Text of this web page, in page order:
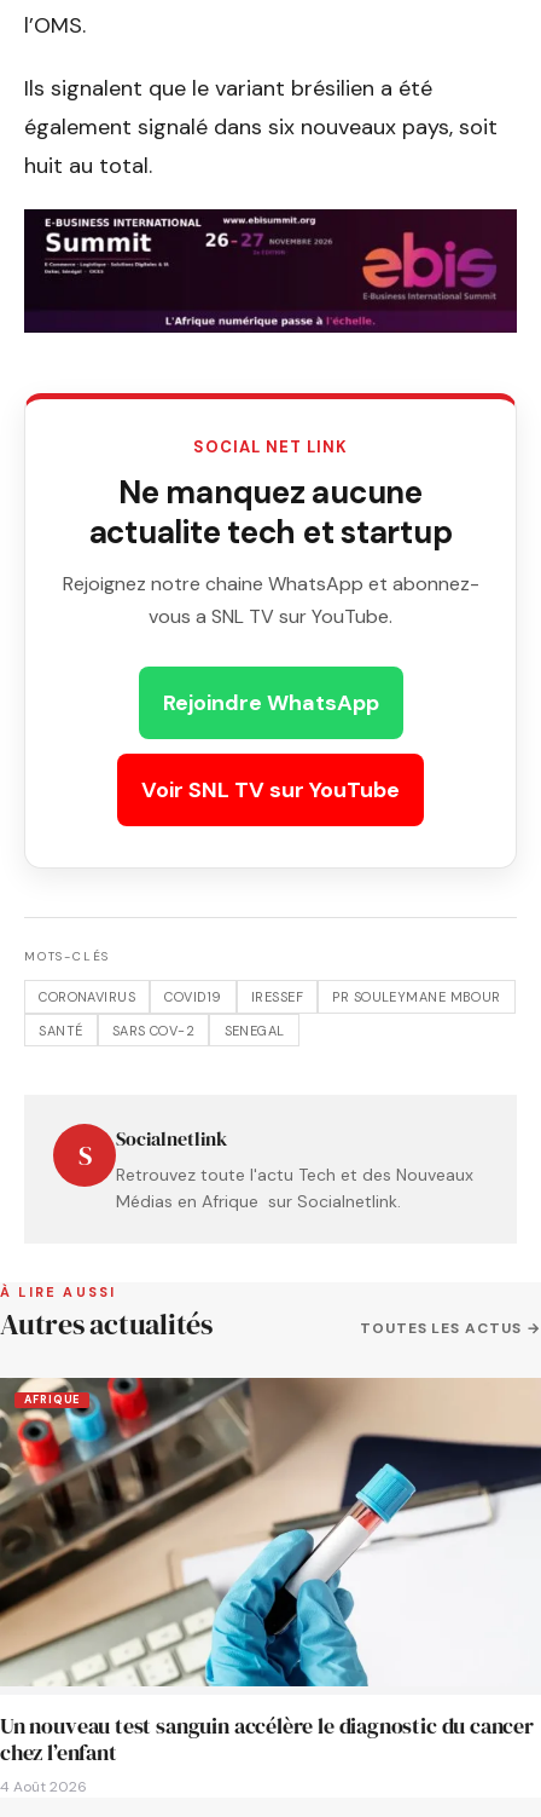
l’OMS.
Ils signalent que le variant brésilien a été
également signalé dans six nouveaux pays, soit
huit au total.
SOCIAL NET LINK
Ne manquez aucune
actualite tech et startup
Rejoignez notre chaine WhatsApp et abonnez-
vous a SNL TV sur YouTube.
Rejoindre WhatsApp
Voir SNL TV sur YouTube
MOTS-CLÉS
CORONAVIRUS COVID19 IRESSEF
PR SOULEYMANE MBOUR
SANTÉ
SARS COV-2 SENEGAL
S Socialnetlink
Retrouvez toute l'actu Tech et des Nouveaux
Médias en Afrique sur Socialnetlink.
À LIRE AUSSI
Autres actualités TOUTES LES ACTUS →
AFRIQUE
Un nouveau test sanguin accélère le diagnostic du cancer
chez l’enfant
4 Août 2026